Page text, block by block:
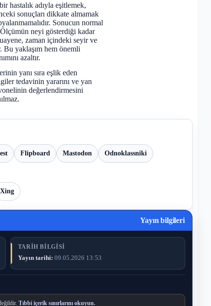
hastalık adıyla eşitlemek,
sonuçları dikkate almamak
Sonucun normal
neyi gösterdiği kadar
zaman içindeki seyir ve
yaklaşım hem önemli
azaltır.
yanı sıra eşlik eden
tedavinin yararını ve yan
değerlendirmesini
Flipboard Mastodon Odnoklassniki
Xing
Yayın bilgileri
TARIH BILGISI
Yayın tarihi: 09.05.2026 13:53
Tıbbi içerik sınırlarını okuyun.